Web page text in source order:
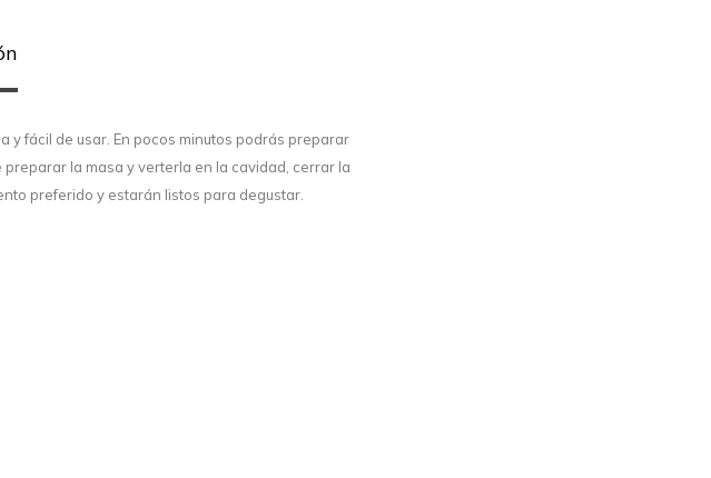
y fácil de usar. En pocos minutos podrás preparar
la masa y verterla en la cavidad, cerrar la
preferido y estarán listos para degustar.